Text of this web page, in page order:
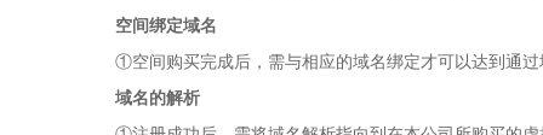
空间绑定域名
①空间购买完成后，需与相应的域名绑定才可以达到通
域名的解析